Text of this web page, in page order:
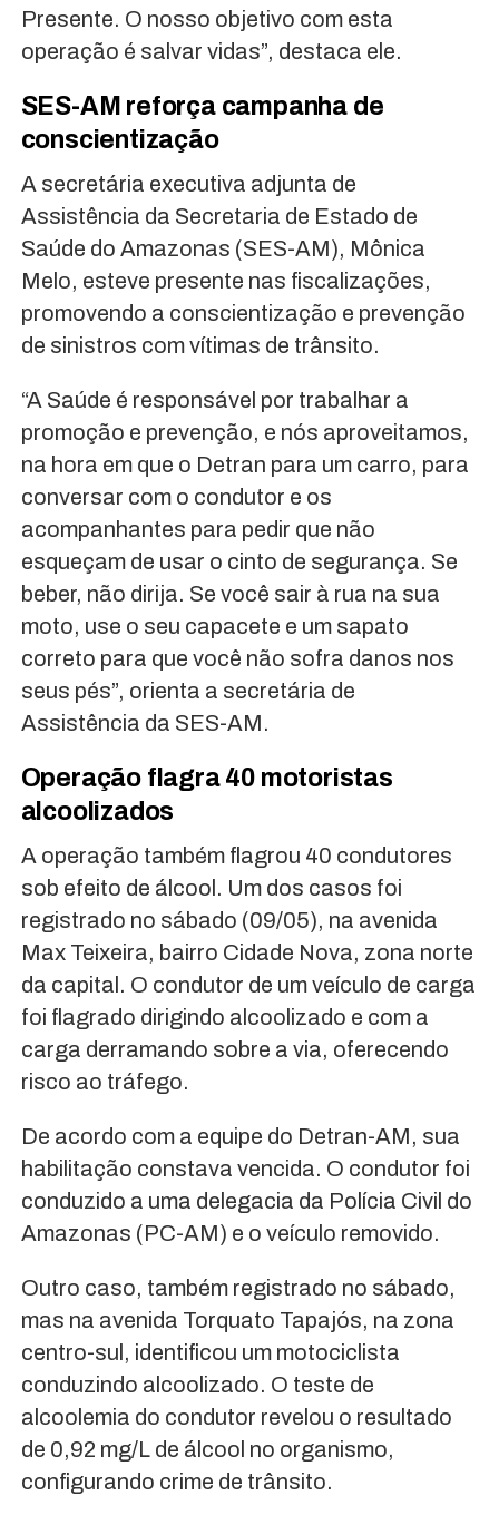
Presente. O nosso objetivo com esta
operação é salvar vidas”, destaca ele.
SES-AM reforça campanha de
conscientização
A secretária executiva adjunta de
Assistência da Secretaria de Estado de
Saúde do Amazonas (SES-AM), Mônica
Melo, esteve presente nas fiscalizações,
promovendo a conscientização e prevenção
de sinistros com vítimas de trânsito.
“A Saúde é responsável por trabalhar a
promoção e prevenção, e nós aproveitamos,
na hora em que o Detran para um carro, para
conversar com o condutor e os
acompanhantes para pedir que não
esqueçam de usar o cinto de segurança. Se
beber, não dirija. Se você sair à rua na sua
moto, use o seu capacete e um sapato
correto para que você não sofra danos nos
seus pés”, orienta a secretária de
Assistência da SES-AM.
Operação flagra 40 motoristas
alcoolizados
A operação também flagrou 40 condutores
sob efeito de álcool. Um dos casos foi
registrado no sábado (09/05), na avenida
Max Teixeira, bairro Cidade Nova, zona norte
da capital. O condutor de um veículo de carga
foi flagrado dirigindo alcoolizado e com a
carga derramando sobre a via, oferecendo
risco ao tráfego.
De acordo com a equipe do Detran-AM, sua
habilitação constava vencida. O condutor foi
conduzido a uma delegacia da Polícia Civil do
Amazonas (PC-AM) e o veículo removido.
Outro caso, também registrado no sábado,
mas na avenida Torquato Tapajós, na zona
centro-sul, identificou um motociclista
conduzindo alcoolizado. O teste de
alcoolemia do condutor revelou o resultado
de 0,92 mg/L de álcool no organismo,
configurando crime de trânsito.